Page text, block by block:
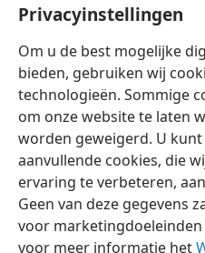
Privacyinstellingen
Om u de best mogelijke
bieden, gebruiken wij
technologieën. Sommige
om onze website te laten
worden geweigerd. U
aanvullende cookies, die
ervaring te verbeteren,
Geen van deze gegevens
voor
voor meer informatie het
handen,+en er was
[keerde]’,+is de uitspraak
Nederlands
Copyright © 2026 Watch Tower
Gebruiksvoorwaarden